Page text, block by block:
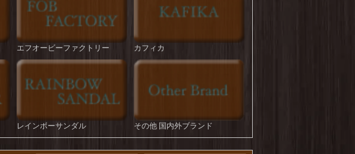
新しました！
HOUSTON : U.S.Cotton M-35 Denim Trousers
を更新しました！
ROKX : DENIM FATIGUE PANT
STRASSBURGER : Jumbo 14.5oz Selvedge
STRASSBURGER : 11.5 oz Jumbo Workers
Straight ZF Aging Over 3yearsを更新しまし
た！
エフオービーファクトリー カフィカ
レインボーサンダル その他 国内外ブランド